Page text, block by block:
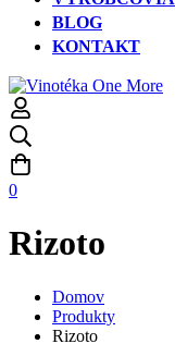
BLOG
KONTAKT
0
Rizoto
Domov
Produkty
Rizoto